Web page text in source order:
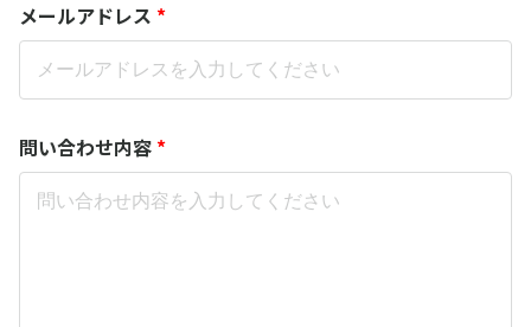
メールアドレス *
問い合わせ内容 *